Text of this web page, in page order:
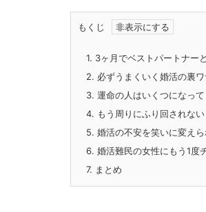
もくじ
1. 3ヶ月でベストパートナー
2. 必ずうまくいく婚活の裏
3. 運命の人はいくつになっ
4. もう周りにふり回されな
5. 婚活の不安を笑いに変え
6. 婚活難民の女性にもう1度
7. まとめ